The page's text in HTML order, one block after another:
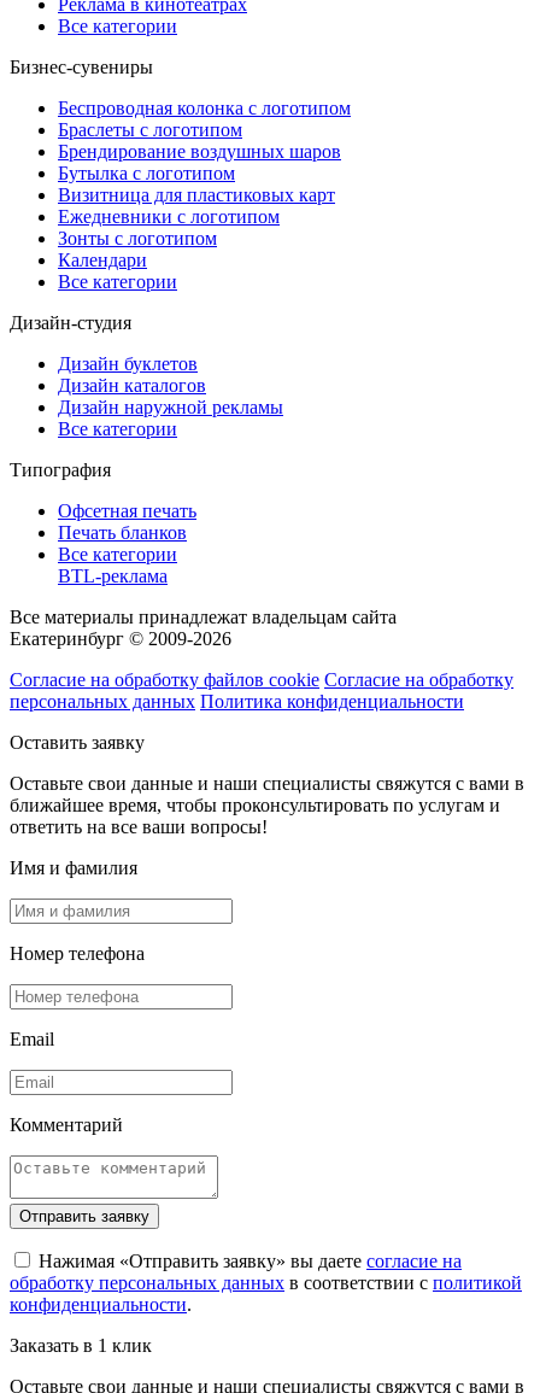
Все категории
Бизнес-сувениры
Беспроводная колонка с логотипом
Браслеты с логотипом
Брендирование воздушных шаров
Бутылка с логотипом
Визитница для пластиковых карт
Ежедневники с логотипом
Зонты с логотипом
Календари
Все категории
Дизайн-студия
Дизайн буклетов
Дизайн каталогов
Дизайн наружной рекламы
Все категории
Типография
Офсетная печать
Печать бланков
Все категории
BTL-реклама
Все материалы принадлежат владельцам сайта
Екатеринбург © 2009-2026
Согласие на обработку файлов cookie Согласие на обработку
персональных данных Политика конфиденциальности
Оставить заявку
Оставьте свои данные и наши специалисты свяжутся с вами в
ближайшее время, чтобы проконсультировать по услугам и
ответить на все ваши вопросы!
Имя и фамилия
Номер телефона
Email
Комментарий
Отправить заявку
Нажимая «Отправить заявку» вы даете согласие на
обработку персональных данных в соответствии с политикой
конфиденциальности.
Заказать в 1 клик
Оставьте свои данные и наши специалисты свяжутся с вами в